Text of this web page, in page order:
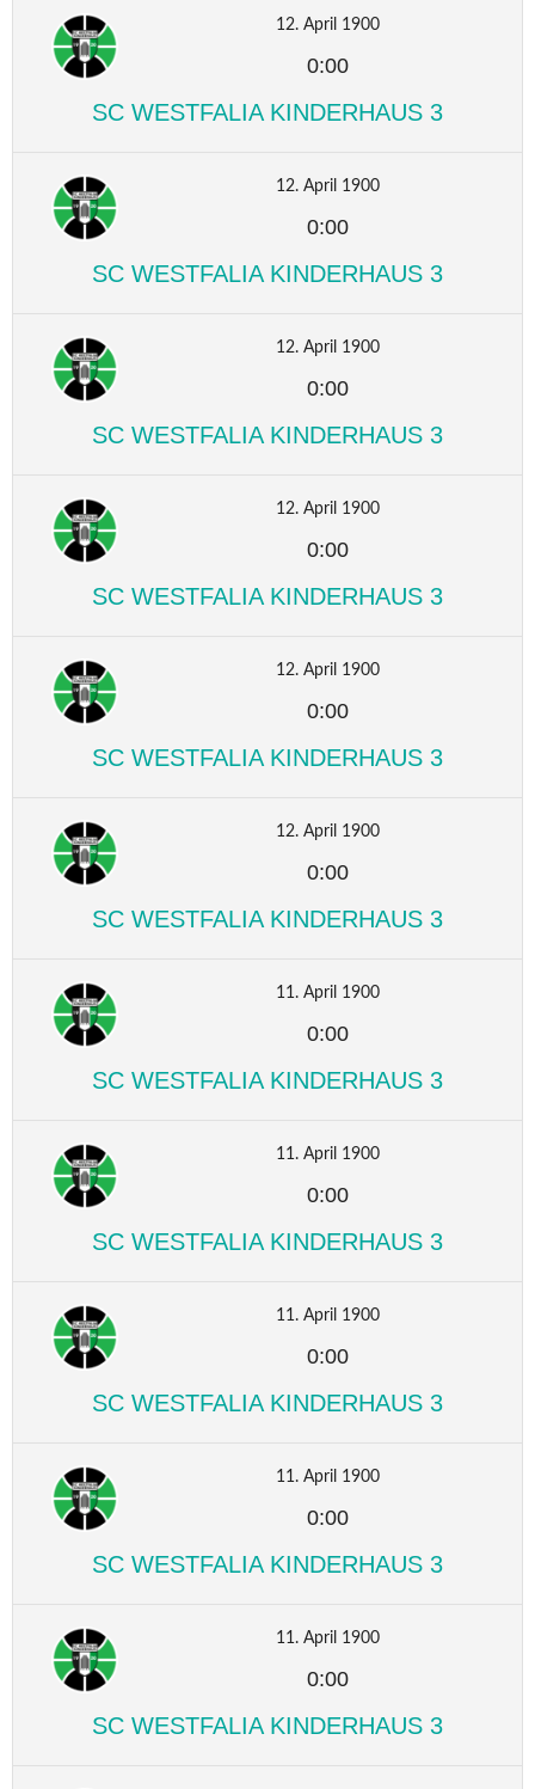
12. April 1900
0:00
SC WESTFALIA KINDERHAUS 3
12. April 1900
0:00
SC WESTFALIA KINDERHAUS 3
12. April 1900
0:00
SC WESTFALIA KINDERHAUS 3
12. April 1900
0:00
SC WESTFALIA KINDERHAUS 3
12. April 1900
0:00
SC WESTFALIA KINDERHAUS 3
12. April 1900
0:00
SC WESTFALIA KINDERHAUS 3
11. April 1900
0:00
SC WESTFALIA KINDERHAUS 3
11. April 1900
0:00
SC WESTFALIA KINDERHAUS 3
11. April 1900
0:00
SC WESTFALIA KINDERHAUS 3
11. April 1900
0:00
SC WESTFALIA KINDERHAUS 3
11. April 1900
0:00
SC WESTFALIA KINDERHAUS 3